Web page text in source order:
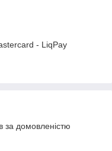
- LiqPay
за домовленістю